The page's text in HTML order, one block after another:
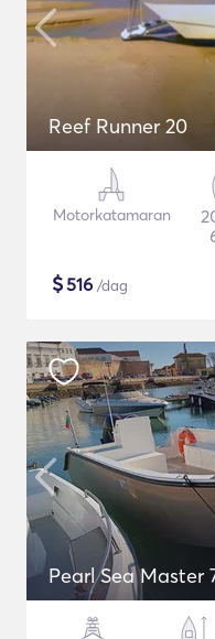
Reef Runner 20
Motorkatamaran
$516 /dag
Pearl Sea Master